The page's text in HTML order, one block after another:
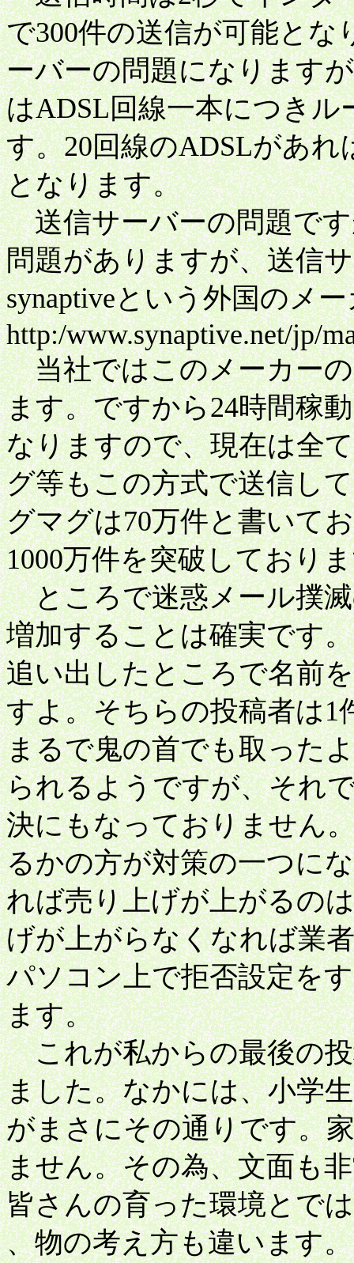
で300件の送信が可能と
ーバーの問題になります
はADSL回線一本につき
す。20回線のADSLがあれ
となります。
送信サーバーの問題です
問題がありますが、送信
synaptiveという外国のメ
http:/www.synaptive.net/jp/
当社ではこのメーカーの
ます。ですから24時間稼
なりますので、現在は全
グ等もこの方式で送信し
グマグは70万件と書いて
1000万件を突破しており
ところで迷惑メール撲滅
増加することは確実です
追い出したところで名前
すよ。そちらの投稿者は1
まるで鬼の首でも取った
られるようですが、それ
決にもなっておりません
るかの方が対策の一つに
れば売り上げが上がるの
げが上がらなくなれば業
パソコン上で拒否設定を
ます。
これが私からの最後の投
ました。なかには、小学
がまさにその通りです。
ません。その為、文面も
皆さんの育った環境とで
、物の考え方も違います。